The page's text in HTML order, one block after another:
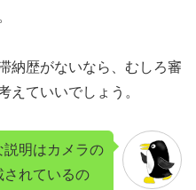
納歴がないなら、むしろ審
えていいでしょう。
説明はカメラの
されているの